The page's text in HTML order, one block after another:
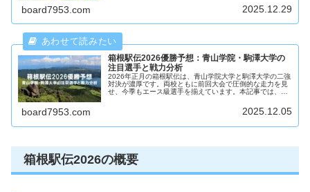
たして原晋監督はどんな区間オーダーを組むのか？
board7953.com 2025.12.29
箱根駅伝2026優勝予想：青山学院・駒澤大学の
注目選手と戦力分析
2026年正月の箱根駅伝は、青山学院大学と駒澤大学の二強
対決が濃厚です。両校ともに前回大会で圧倒的な走力を見
せ、今季もエース級選手を揃えています。本記事では、最
戦略のポイントを解説します。箱根駅伝ファン必見の内容
board7953.com 2025.12.05
箱根駅伝2026の概要